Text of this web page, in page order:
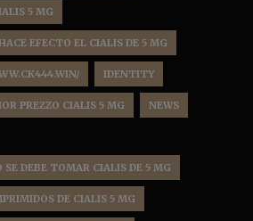
5 MG
EFECTO EL CIALIS DE 5 MG
IDENTITY
PREZZO CIALIS 5 MG NEWS
DEBE TOMAR CIALIS DE 5 MG
DE CIALIS 5 MG